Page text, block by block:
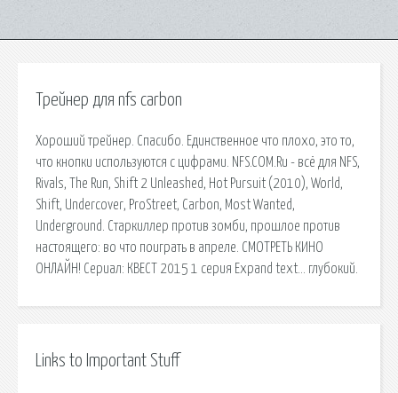
Трейнер для nfs carbon
Хороший трейнер. Спасибо. Единственное что плохо, это то,
что кнопки используются с цифрами. NFS.COM.Ru - всё для NFS,
Rivals, The Run, Shift 2 Unleashed, Hot Pursuit (2010), World,
Shift, Undercover, ProStreet, Carbon, Most Wanted,
Underground. Старкиллер против зомби, прошлое против
настоящего: во что поиграть в апреле. СМОТРЕТЬ КИНО
ОНЛАЙН! Сериал: КВЕСТ 2015 1 серия Expand text… глубокий.
Links to Important Stuff